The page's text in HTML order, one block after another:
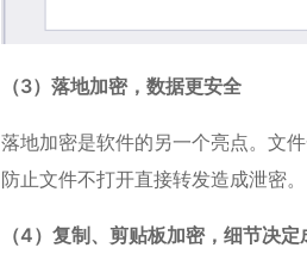
（3）落地加密，数据更安全
落地加密是软件的另一个亮点。文
防止文件不打开直接转发造成泄密。
（4）复制、剪贴板加密，细节决定